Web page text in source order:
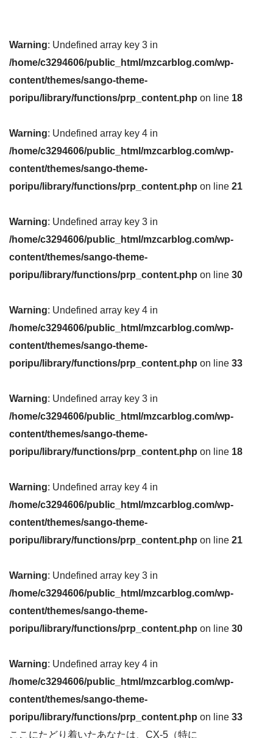
Warning: Undefined array key 3 in
/home/c3294606/public_html/mzcarblog.com/wp-
content/themes/sango-theme-
poripu/library/functions/prp_content.php on line 18
Warning: Undefined array key 4 in
/home/c3294606/public_html/mzcarblog.com/wp-
content/themes/sango-theme-
poripu/library/functions/prp_content.php on line 21
Warning: Undefined array key 3 in
/home/c3294606/public_html/mzcarblog.com/wp-
content/themes/sango-theme-
poripu/library/functions/prp_content.php on line 30
Warning: Undefined array key 4 in
/home/c3294606/public_html/mzcarblog.com/wp-
content/themes/sango-theme-
poripu/library/functions/prp_content.php on line 33
Warning: Undefined array key 3 in
/home/c3294606/public_html/mzcarblog.com/wp-
content/themes/sango-theme-
poripu/library/functions/prp_content.php on line 18
Warning: Undefined array key 4 in
/home/c3294606/public_html/mzcarblog.com/wp-
content/themes/sango-theme-
poripu/library/functions/prp_content.php on line 21
Warning: Undefined array key 3 in
/home/c3294606/public_html/mzcarblog.com/wp-
content/themes/sango-theme-
poripu/library/functions/prp_content.php on line 30
Warning: Undefined array key 4 in
/home/c3294606/public_html/mzcarblog.com/wp-
content/themes/sango-theme-
poripu/library/functions/prp_content.php on line 33
ここにたどり着いたあなたは、CX-5（特に